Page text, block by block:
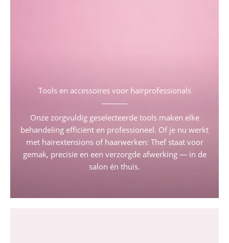
Tools en accessoires voor hairprofessionals
Onze zorgvuldig geselecteerde tools maken elke
behandeling efficiënt en professioneel. Of je nu werkt
met hairextensions of haarwerken: Thef staat voor
gemak, precisie en een verzorgde afwerking — in de
salon én thuis.